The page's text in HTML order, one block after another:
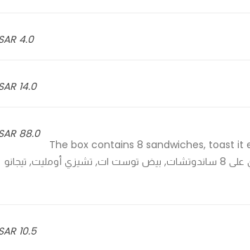
4.0 SAR
14.0 SAR
88.0 SAR
The box contains 8 sandwiches, toast
falafel, halloumi, spinach cheese and 4 hash browns - البوكس يحتوي على 8 ساندوتشات, بيض توست ات, تشيزي أومليت, تيجانو
10.5 SAR